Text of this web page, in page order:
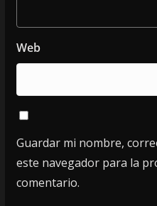
Web
Guardar mi nombre,
este navegador para la
comentario.